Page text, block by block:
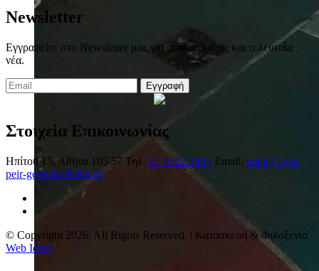
Newsletter
Εγγραφείτε στο Newsletter μας για ανακοινώσεις και τελευταία
νέα.
Εγγραφή
Στοιχεία Επικοινωνίας
Ηπίτου 15, Αθήνα 105 57 Τηλ: 21 0322 1687 Email: mail@1lyk-
peir-gennad.att.sch.gr
© Copyright 2026. All Rights Reserved. | Κατασκευή & Φιλοξενία
Web Ideas